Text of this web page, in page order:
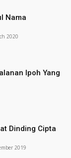
Nama
2020
Ipoh Yang
Dinding Cipta
2019